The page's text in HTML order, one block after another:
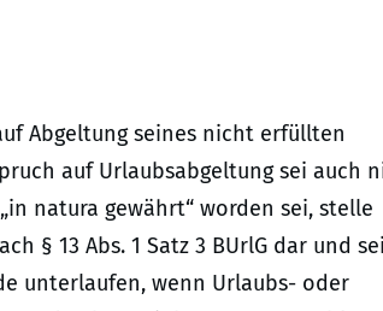
Abgeltung seines nicht erfüllten
auf Urlaubsabgeltung sei auch
natura gewährt“ worden sei, stelle
§ 13 Abs. 1 Satz 3 BUrlG dar und sei
unterlaufen, wenn Urlaubs- oder